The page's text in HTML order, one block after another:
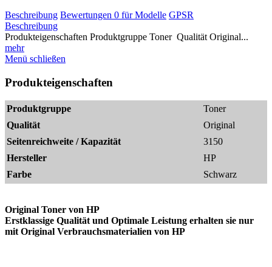
Beschreibung Bewertungen 0 für Modelle GPSR
Beschreibung
Produkteigenschaften Produktgruppe Toner Qualität Original...
mehr
Menü schließen
Produkteigenschaften
Produktgruppe
Toner
Qualität
Original
Seitenreichweite / Kapazität
3150
Hersteller
HP
Farbe
Schwarz
Original Toner von HP
Erstklassige Qualität und Optimale Leistung erhalten sie nur
mit Original Verbrauchsmaterialien von HP